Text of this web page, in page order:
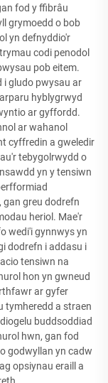
fod y ffibrâu
grymoedd o bob
yn defnyddio'r
codi penodol
pob eitem.
i gludo pwysau ar
hyblygrwyd
ar gyffordd.
ar wahanol
cyffredin a gweledir
tebygolrwydd o
yn y tensiwn
greu dodrefn
heriol. Mae'r
wedi'i gynnwys yn
dodrefn i addasu i
tensiwn na
hon yn gwneud
ar gyfer
tymheredd a straen
buddsoddiad
hwn, gan fod
godwyllan yn cadw
opsiynau eraill a